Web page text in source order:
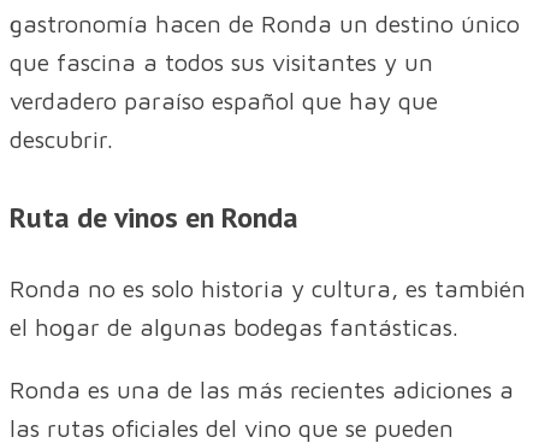
gastronomía hacen de Ronda un destino único
que fascina a todos sus visitantes y un
verdadero paraíso español que hay que
descubrir.
Ruta de vinos en Ronda
Ronda no es solo historia y cultura, es también
el hogar de algunas bodegas fantásticas.
Ronda es una de las más recientes adiciones a
las rutas oficiales del vino que se pueden